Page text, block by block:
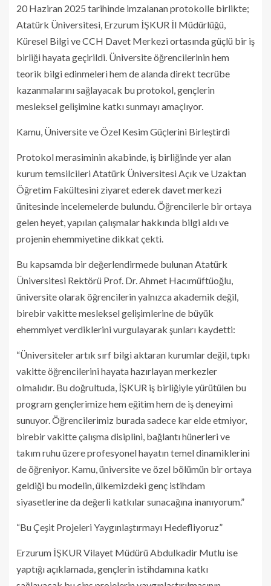
20 Haziran 2025 tarihinde imzalanan protokolle birlikte;
Atatürk Üniversitesi, Erzurum İŞKUR İl Müdürlüğü,
Küresel Bilgi ve CCH Davet Merkezi ortasında güçlü bir iş
birliği hayata geçirildi. Üniversite öğrencilerinin hem
teorik bilgi edinmeleri hem de alanda direkt tecrübe
kazanmalarını sağlayacak bu protokol, gençlerin
mesleksel gelişimine katkı sunmayı amaçlıyor.
Kamu, Üniversite ve Özel Kesim Güçlerini Birleştirdi
Protokol merasiminin akabinde, iş birliğinde yer alan
kurum temsilcileri Atatürk Üniversitesi Açık ve Uzaktan
Öğretim Fakültesini ziyaret ederek davet merkezi
ünitesinde incelemelerde bulundu. Öğrencilerle bir ortaya
gelen heyet, yapılan çalışmalar hakkında bilgi aldı ve
projenin ehemmiyetine dikkat çekti.
Bu kapsamda bir değerlendirmede bulunan Atatürk
Üniversitesi Rektörü Prof. Dr. Ahmet Hacımüftüoğlu,
üniversite olarak öğrencilerin yalnızca akademik değil,
birebir vakitte mesleksel gelişimlerine de büyük
ehemmiyet verdiklerini vurgulayarak şunları kaydetti:
“Üniversiteler artık sırf bilgi aktaran kurumlar değil, tıpkı
vakitte öğrencilerini hayata hazırlayan merkezler
olmalıdır. Bu doğrultuda, İŞKUR iş birliğiyle yürütülen bu
program gençlerimize hem eğitim hem de iş deneyimi
sunuyor. Öğrencilerimiz burada sadece kar elde etmiyor,
birebir vakitte çalışma disiplini, bağlantı hünerleri ve
takım ruhu üzere profesyonel hayatın temel dinamiklerini
de öğreniyor. Kamu, üniversite ve özel bölümün bir ortaya
geldiği bu modelin, ülkemizdeki genç istihdam
siyasetlerine da değerli katkılar sunacağına inanıyorum.”
“Bu Çeşit Projeleri Yaygınlaştırmayı Hedefliyoruz”
Erzurum İŞKUR Vilayet Müdürü Abdulkadir Mutlu ise
yaptığı açıklamada, gençlerin istihdamına katkı